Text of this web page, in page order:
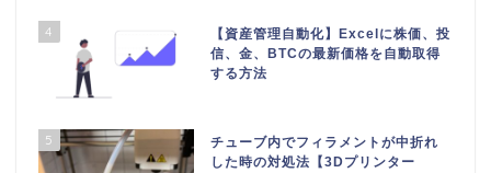
4
【資産管理自動化】Excelに株価、投
信、金、BTCの最新価格を自動取得
する方法
5
チューブ内でフィラメントが中折れ
した時の対処法【3Dプリンター